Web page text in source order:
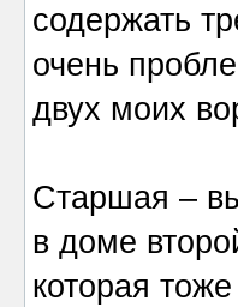
содержать
очень
двух моих
Старшая –
в доме
которая